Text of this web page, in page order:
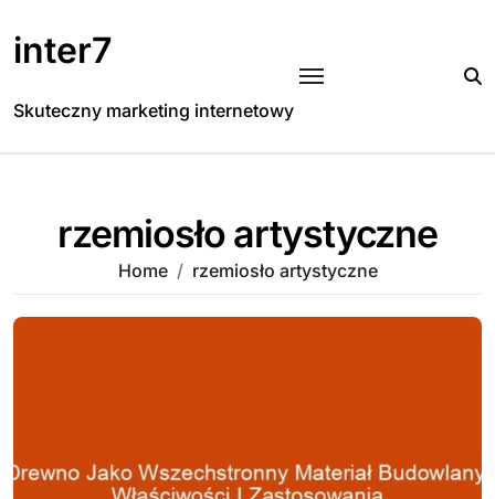
to
content
inter7
Skuteczny marketing internetowy
rzemiosło artystyczne
Home rzemiosło artystyczne